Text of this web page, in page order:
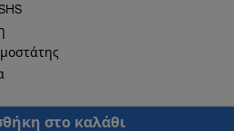
στο καλάθι